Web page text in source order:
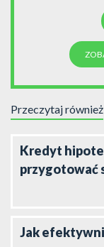
Przeczytaj również
Kredyt
przygotować
Jak